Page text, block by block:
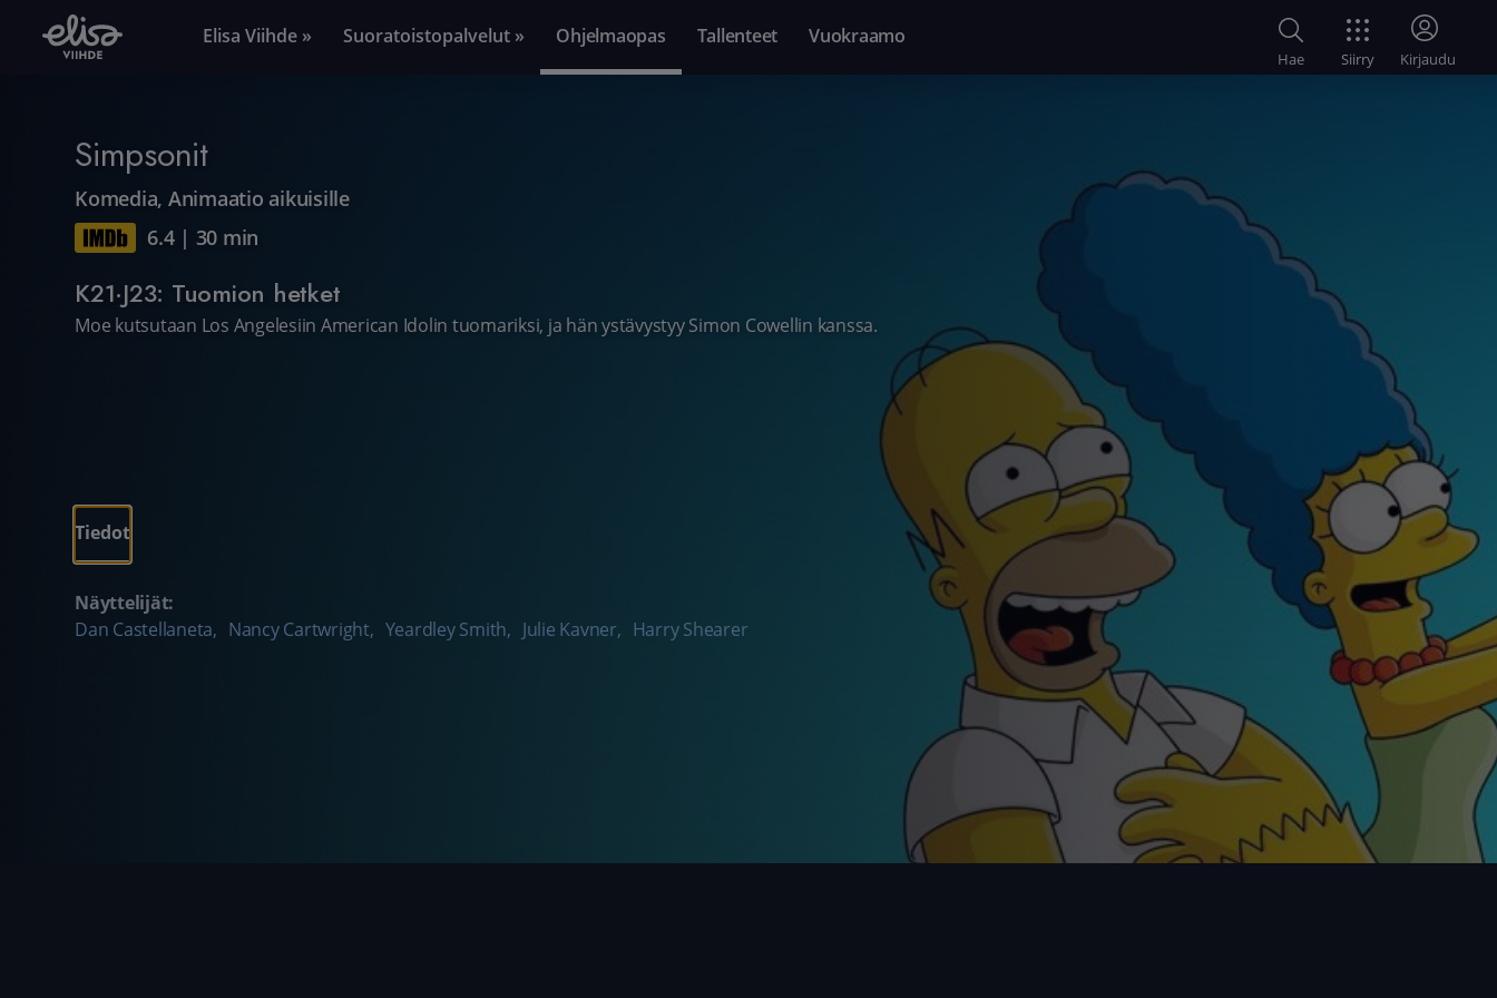
Elisa Viihde » Suoratoistopalvelut » Ohjelmaopas Tallenteet Vuokraamo
Hae Siirry Kirjaudu
Simpsonit
Komedia, Animaatio aikuisille
6.4| 30 min
K21·J23: Tuomion hetket
Moe kutsutaan Los Angelesiin American Idolin tuomariksi, ja hän ystävystyy Simon Cowellin kanssa.
Tiedot
Näyttelijät:
Dan Castellaneta, Nancy Cartwright, Yeardley Smith, Julie Kavner, Harry Shearer